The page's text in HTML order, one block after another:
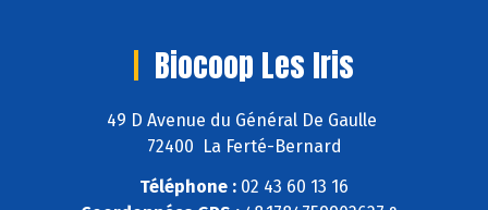
Biocoop Les Iris
49 D Avenue du Général De Gaulle
72400 La Ferté-Bernard
Téléphone : 02 43 60 13 16